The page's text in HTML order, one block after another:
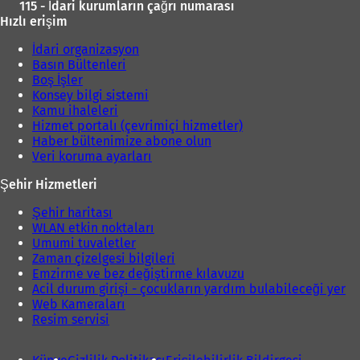
115 - İdari kurumların çağrı numarası
Hızlı erişim
İdari organizasyon
Basın Bültenleri
Boş İşler
Konsey bilgi sistemi
Kamu ihaleleri
Hizmet portalı (çevrimiçi hizmetler)
Haber bültenimize abone olun
Veri koruma ayarları
Şehir Hizmetleri
Şehir haritası
WLAN etkin noktaları
Umumi tuvaletler
Zaman çizelgesi bilgileri
Emzirme ve bez değiştirme kılavuzu
Acil durum girişi - çocukların yardım bulabileceği yer
Web Kameraları
Resim servisi